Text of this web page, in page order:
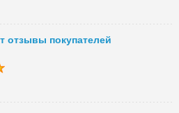
отзывы покупателей